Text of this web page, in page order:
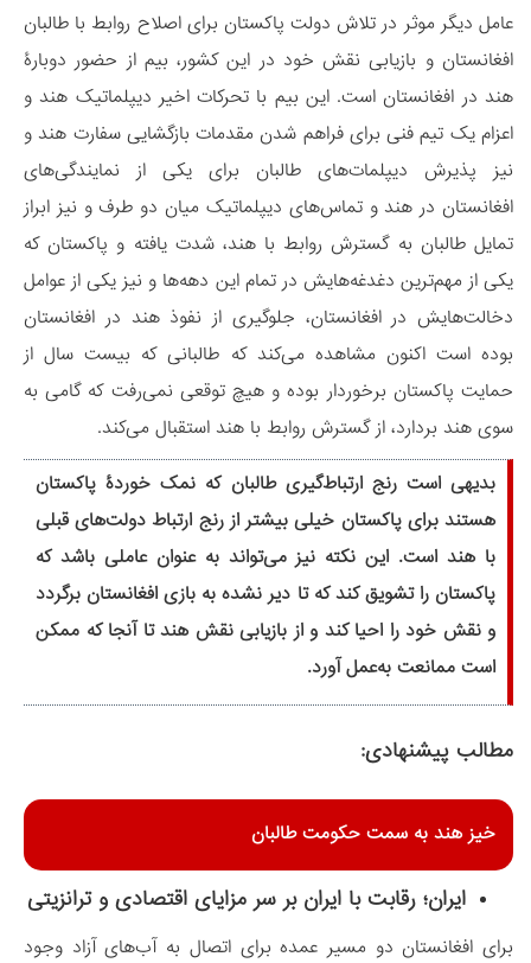
عامل دیگر موثر در تلاش دولت پاکستان برای اصلاح روابط با طالبان
افغانستان و بازیابی نقش خود در این کشور، بیم از حضور دوبارۀ
هند در افغانستان است. این بیم با تحرکات اخیر دیپلماتیک هند و
اعزام یک تیم فنی برای فراهم شدن مقدمات بازگشایی سفارت هند و
نیز پذیرش دیپلمات‌های طالبان برای یکی از نمایندگی‌های
افغانستان در هند و تماس‌های دیپلماتیک میان دو طرف و نیز ابراز
تمایل طالبان به گسترش روابط با هند، شدت یافته و پاکستان که
یکی از مهم‌ترین دغدغه‌هایش در تمام این دهه‌ها و نیز یکی از عوامل
دخالت‌هایش در افغانستان، جلوگیری از نفوذ هند در افغانستان
بوده‌ است اکنون مشاهده می‌کند که طالبانی که بیست سال از
حمایت پاکستان برخوردار بوده و هیچ توقعی نمی‌رفت که گامی به
سوی هند بردارد، از گسترش روابط با هند استقبال می‌کند.
بدیهی است رنج ارتباط‌گیری طالبان که نمک خوردۀ پاکستان
هستند برای پاکستان خیلی بیشتر از رنج ارتباط دولت‌های قبلی
با هند است. این نکته نیز می‌تواند به عنوان عاملی باشد که
پاکستان را تشویق کند که تا دیر نشده به بازی افغانستان برگردد
و نقش خود را احیا کند و از بازیابی نقش هند تا آنجا که ممکن
است ممانعت به‌عمل آورد.
مطالب پیشنهادی:
خیز هند به سمت حکومت طالبان
ایران؛ رقابت با ایران بر سر مزایای اقتصادی و ترانزیتی
برای افغانستان دو مسیر عمده برای اتصال به آب‌های آزاد وجود